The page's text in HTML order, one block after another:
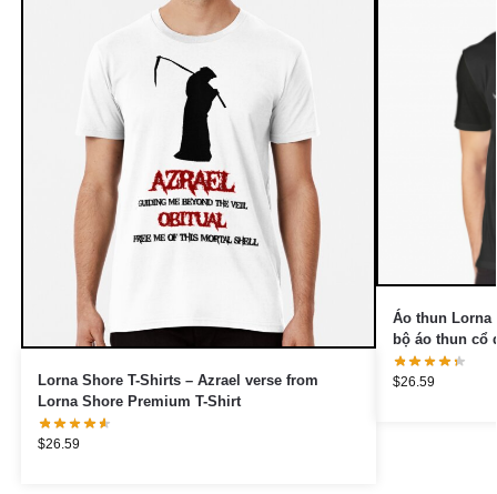
Lorna Shore T-Shirts – Azrael verse from
Lorna Shore Premium T-Shirt
$26.59
Áo thun Lorna
bộ áo thun cổ
$26.59